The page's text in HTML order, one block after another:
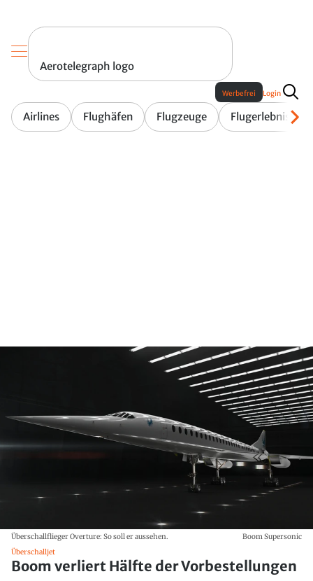
Aerotelegraph logo
Airlines Flughäfen Flugzeuge Flugerlebnis
Werbefrei Login
Überschallflieger Overture: So soll er aussehen.
Boom Supersonic
Überschalljet
Boom verliert Hälfte der Vorbestellungen